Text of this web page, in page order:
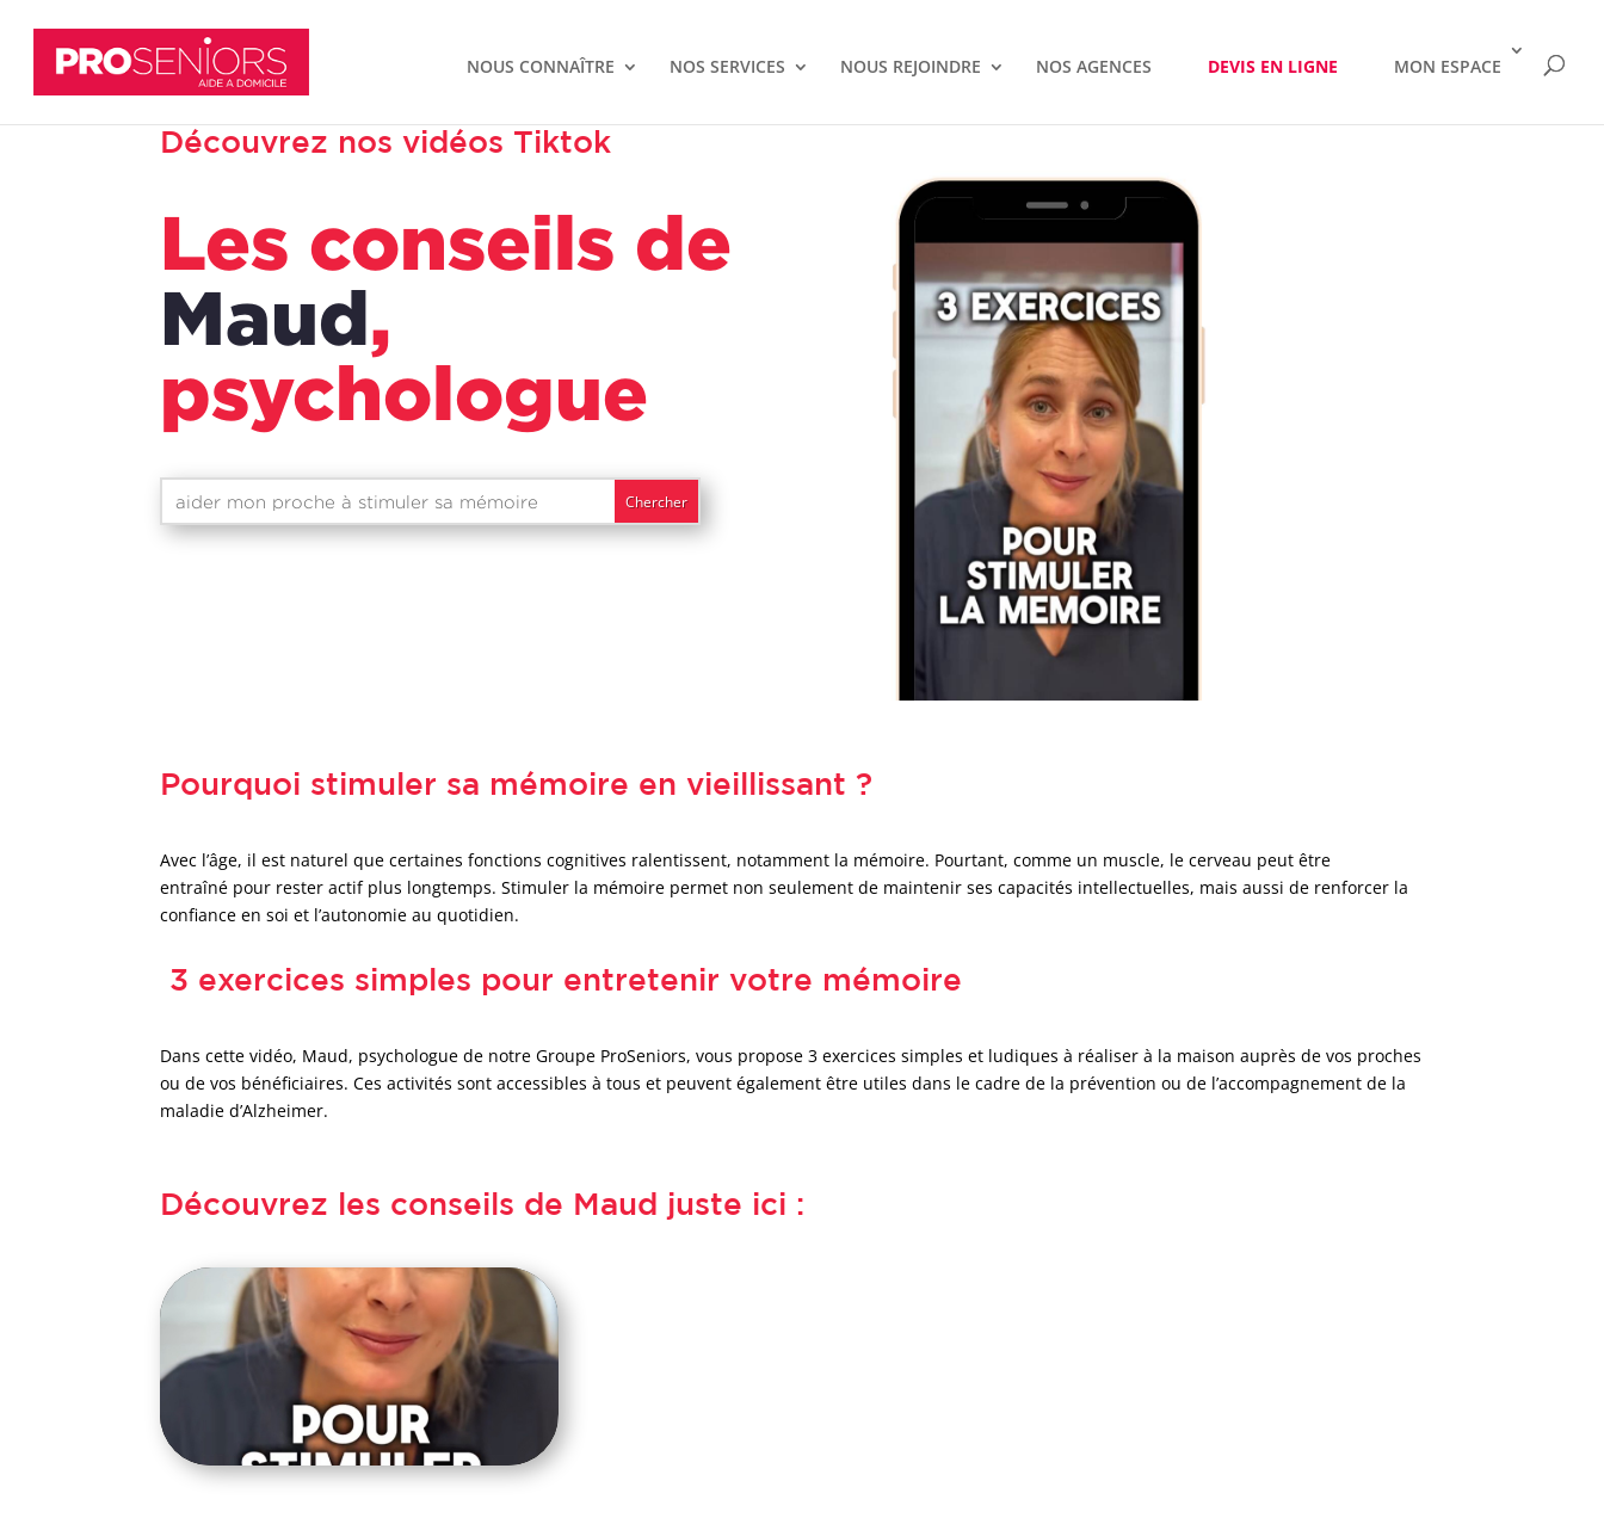
NOUS CONNAÎTRE NOS SERVICES NOUS REJOINDRE NOS AGENCES DEVIS EN LIGNE MON ESPACE
Découvrez nos vidéos Tiktok
Les conseils de
Maud,
psychologue
Pourquoi stimuler sa mémoire en vieillissant ?
Avec l’âge, il est naturel que certaines fonctions cognitives ralentissent, notamment la mémoire. Pourtant, comme un muscle, le cerveau peut être
entraîné pour rester actif plus longtemps. Stimuler la mémoire permet non seulement de maintenir ses capacités intellectuelles, mais aussi de renforcer la
confiance en soi et l’autonomie au quotidien.
3 exercices simples pour entretenir votre mémoire
Dans cette vidéo, Maud, psychologue de notre Groupe ProSeniors, vous propose 3 exercices simples et ludiques à réaliser à la maison auprès de vos proches
ou de vos bénéficiaires. Ces activités sont accessibles à tous et peuvent également être utiles dans le cadre de la prévention ou de l’accompagnement de la
maladie d’Alzheimer.
Découvrez les conseils de Maud juste ici :